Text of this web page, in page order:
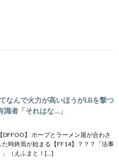
なんで火力が高いほうがLBを撃つ
識者「それはな…」
DFFOO】 ホープとラーメン屋が合わさ
た時終焉が始まる【FF14】？？？「法事
」（えふまと！[…]